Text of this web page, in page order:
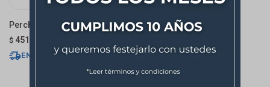
Percha Delta
$ 451
ENVÍO EXPRESS